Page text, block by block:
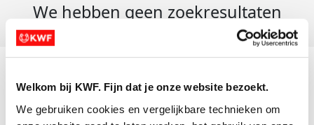
Welkom bij KWF. Fijn dat je onze website bezoekt.
We gebruiken cookies en vergelijkbare technieken om
We hebben geen zoekresultaten
Actiematerialen
Evenementen